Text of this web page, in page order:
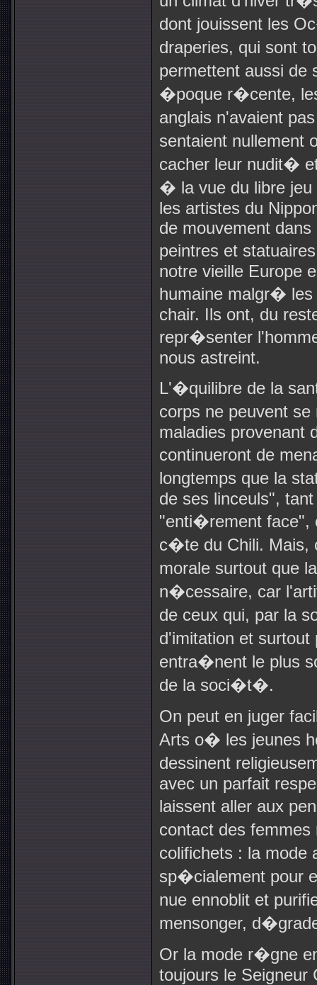
dont jouissent les
draperies, qui sont
permettent aussi
�poque r�cente,
anglais n'avaient
sentaient nullement
cacher leur nudit�
� la vue du libre jeu
les artistes du
de mouvement
peintres et
notre vieille Europe
humaine malgr�
chair. Ils ont, du
repr�senter
nous astreint.
L'�quilibre de la
corps ne peuvent
maladies provenant
continueront de
longtemps que la
de ses linceuls",
"enti�rement face",
c�te du Chili. Mais,
morale surtout que
n�cessaire, car
de ceux qui, par la
d'imitation et
entra�nent le plus
de la soci�t�.
On peut en juger
Arts o� les jeunes
dessinent
avec un parfait
laissent aller aux
contact des
colifichets : la
sp�cialement pour
nue ennoblit et
mensonger,
Or la mode r�gne
toujours le Seigneur